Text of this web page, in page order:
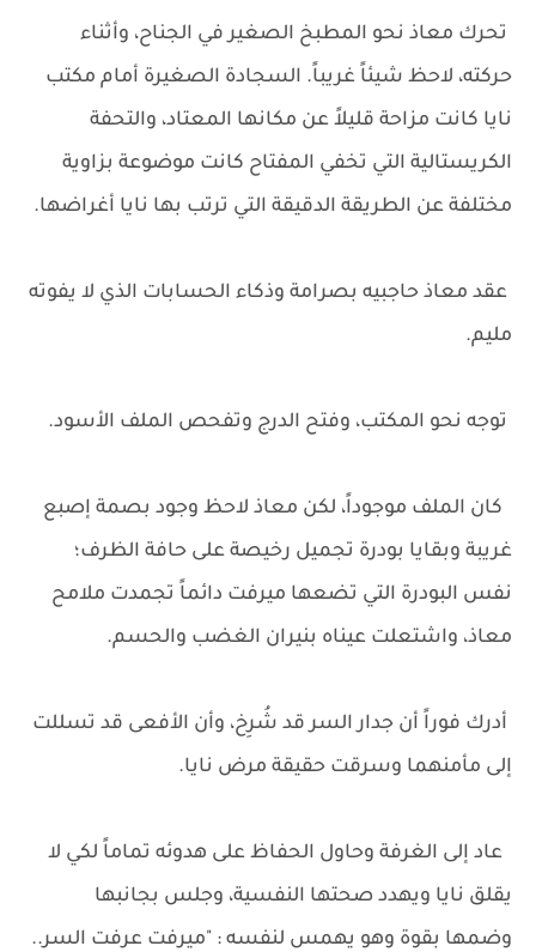
تحرك معاذ نحو المطبخ الصغير في الجناح، وأثناء
حركته، لاحظ شيئاً غريباً. السجادة الصغيرة أمام مكتب
نايا كانت مزاحة قليلاً عن مكانها المعتاد، والتحفة
الكريستالية التي تخفي المفتاح كانت موضوعة بزاوية
مختلفة عن الطريقة الدقيقة التي ترتب بها نايا أغراضها.
عقد معاذ حاجبيه بصرامة وذكاء الحسابات الذي لا يفوته
مليم.
توجه نحو المكتب، وفتح الدرج وتفحص الملف الأسود.
كان الملف موجوداً، لكن معاذ لاحظ وجود بصمة إصبع
غريبة وبقايا بودرة تجميل رخيصة على حافة الظرف؛
نفس البودرة التي تضعها ميرفت دائماً تجمدت ملامح
معاذ، واشتعلت عيناه بنيران الغضب والحسم.
أدرك فوراً أن جدار السر قد شُرِخ، وأن الأفعى قد تسللت
إلى مأمنهما وسرقت حقيقة مرض نايا.
عاد إلى الغرفة وحاول الحفاظ على هدوئه تماماً لكي لا
يقلق نايا ويهدد صحتها النفسية، وجلس بجانبها
وضمها بقوة وهو يهمس لنفسه : "ميرفت عرفت السر..